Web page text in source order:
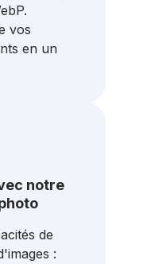
vos
en un
notre
de
: